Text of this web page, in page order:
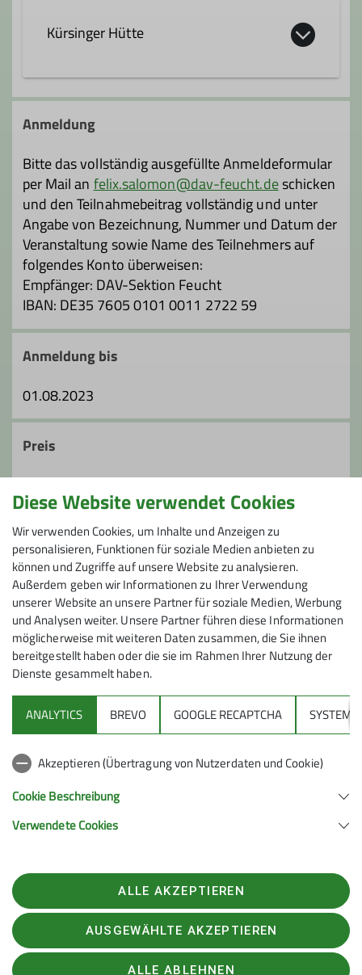
Trainer*in B Hochtouren
Trainer Tourenreferent
Digitalkoordinator Webmaster
Kürsinger Hütte
Anmeldung
Bitte das vollständig ausgefüllte Anmeldeformular
per Mail an felix.salomon@dav-feucht.deschicken
und den Teilnahmebeitrag vollständig und unter
Angabe von Bezeichnung, Nummer und Datum der
Veranstaltung sowie Name des Teilnehmers auf
folgendes Konto überweisen:
Empfänger: DAV-Sektion Feucht
IBAN: DE35 7605 0101 0011 2722 59
Anmeldung bis
01.08.2023
Preis
Zusätzlich Unterkunft (Lager mit HP ca. 69 € pro
Nacht), Verpflegung, ggf. Hüttentaxi, Fahrtkosten
Maximale Teilnehmeranzahl
7
Sektion
Gruppen
90537 Feucht
Telefon +4991287238865
Diese Website verwendet Cookies
Wir verwenden Cookies, um Inhalte und Anzeigen zu
personalisieren, Funktionen für soziale Medien anbieten zu
können und Zugriffe auf unsere Website zu analysieren.
Außerdem geben wir Informationen zu Ihrer Verwendung
unserer Website an unsere Partner für soziale Medien, Werbung
und Analysen weiter. Unsere Partner führen diese Informationen
möglicherweise mit weiteren Daten zusammen, die Sie ihnen
bereitgestellt haben oder die sie im Rahmen Ihrer Nutzung der
Dienste gesammelt haben.
ANALYTICS BREVO GOOGLE RECAPTCHA SYSTEM
Akzeptieren (Übertragung von Nutzerdaten und Cookie)
Cookie Beschreibung
Verwendete Cookies
ALLE AKZEPTIEREN
AUSGEWÄHLTE AKZEPTIEREN
ALLE ABLEHNEN